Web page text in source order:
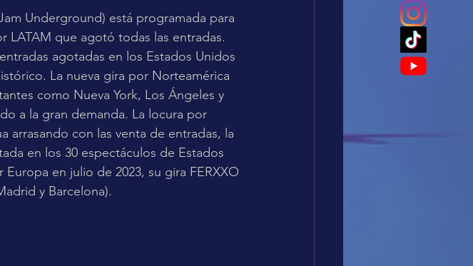
Underground) está programada para
LATAM que agotó todas las entradas.
agotadas en los Estados Unidos
La nueva gira por Norteamérica
como Nueva York, Los Ángeles y
a la gran demanda. La locura por
arrasando con las venta de entradas, la
en los 30 espectáculos de Estados
en julio de 2023, su gira FERXXO
y Barcelona).